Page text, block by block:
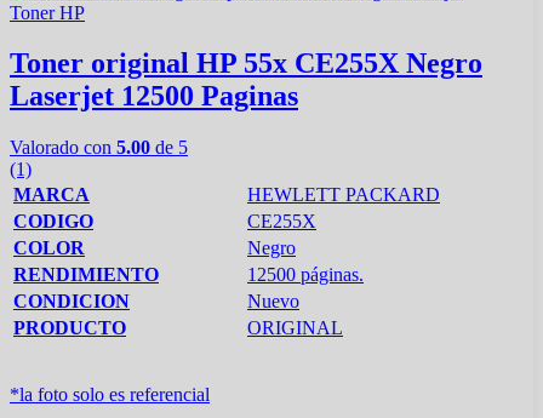
Toner HP
Toner original HP 55x CE255X Negro
Laserjet 12500 Paginas
Valorado con 5.00 de 5
(1)
MARCA
HEWLETT PACKARD
CODIGO
CE255X
COLOR
Negro
RENDIMIENTO
12500 páginas.
CONDICION
Nuevo
PRODUCTO
ORIGINAL
*la foto solo es referencial